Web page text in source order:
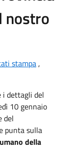
nostro
stampa ,
i dettagli del
10 gennaio
del
punta sulla
della